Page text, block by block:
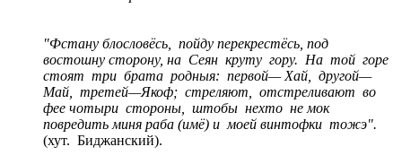
"Фстану блословёсь, пойду перекрестёсь, под
востошну сторону, на Сеян круту гору. На той горе
стоят три брата родныя: первой— Хай, другой—
Май, третей—Якоф; стреляют, отстреливают во
фее чотыри стороны, штобы нехто не мок
повредить миня раба (имё) и моей винтофки тожэ".
(хут. Биджанский).